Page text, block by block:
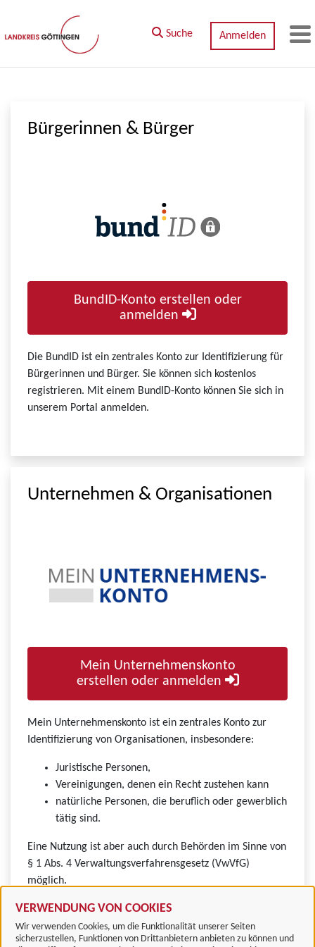
Zum Hauptinhalt springen
VERWENDUNG VON COOKIES
Wir verwenden Cookies, um die Funktionalität unserer Seiten
sicherzustellen, Funktionen von Drittanbietern anbieten zu können und
Suche Anmelden
Bürgerinnen & Bürger
BundID-Konto erstellen oder
anmelden
Die BundID ist ein zentrales Konto zur Identifizierung für
Bürgerinnen und Bürger. Sie können sich kostenlos
registrieren. Mit einem BundID-Konto können Sie sich in
unserem Portal anmelden.
Unternehmen & Organisationen
Mein Unternehmenskonto
erstellen oder anmelden
Mein Unternehmenskonto ist ein zentrales Konto zur
Identifizierung von Organisationen, insbesondere:
Juristische Personen,
Vereinigungen, denen ein Recht zustehen kann
natürliche Personen, die beruflich oder gewerblich
tätig sind.
Eine Nutzung ist aber auch durch Behörden im Sinne von
§ 1 Abs. 4 Verwaltungsverfahrensgesetz (VwVfG)
möglich.